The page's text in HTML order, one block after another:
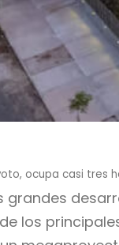
ocupa casi
grandes
los